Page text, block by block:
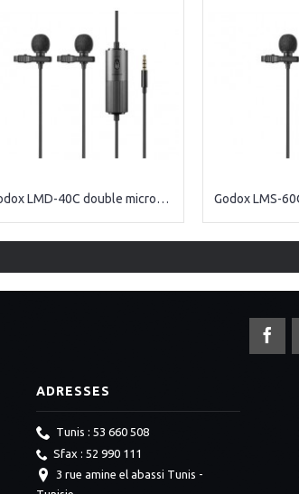
Godox LMD-40C double microphone Lavalier omnidirectionnel
ADRESSES
Tunis : 53 660 508
Sfax : 52 990 111
3 rue amine el abassi Tunis -